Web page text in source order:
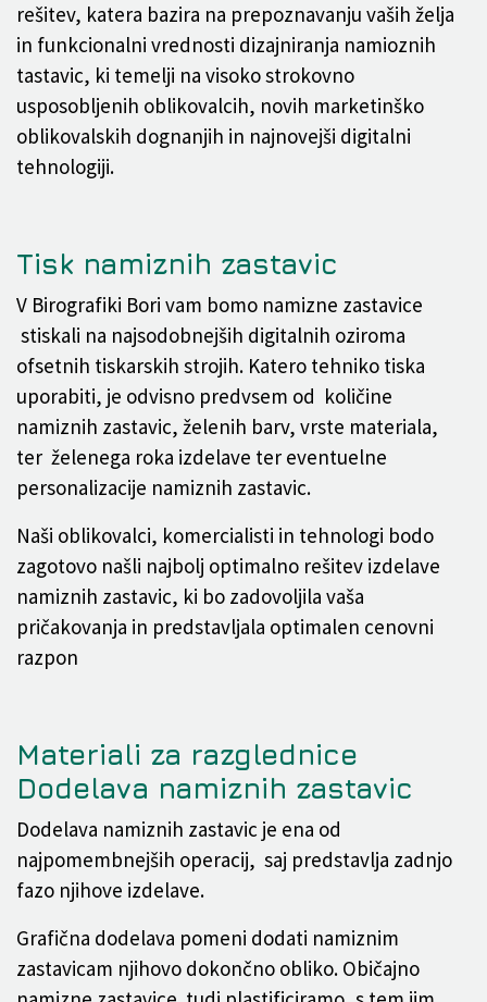
rešitev, katera bazira na prepoznavanju vaših želja
in funkcionalni vrednosti dizajniranja namioznih
tastavic, ki temelji na visoko strokovno
usposobljenih oblikovalcih, novih marketinško
oblikovalskih dognanjih in najnovejši digitalni
tehnologiji.
Tisk namiznih zastavic
V Birografiki Bori vam bomo namizne zastavice
stiskali na najsodobnejših digitalnih oziroma
ofsetnih tiskarskih strojih. Katero tehniko tiska
uporabiti, je odvisno predvsem od količine
namiznih zastavic, želenih barv, vrste materiala,
ter želenega roka izdelave ter eventuelne
personalizacije namiznih zastavic.
Naši oblikovalci, komercialisti in tehnologi bodo
zagotovo našli najbolj optimalno rešitev izdelave
namiznih zastavic, ki bo zadovoljila vaša
pričakovanja in predstavljala optimalen cenovni
razpon
Materiali za razglednice
Dodelava namiznih zastavic
Dodelava namiznih zastavic je ena od
najpomembnejših operacij, saj predstavlja zadnjo
fazo njihove izdelave.
Grafična dodelava pomeni dodati namiznim
zastavicam njihovo dokončno obliko. Običajno